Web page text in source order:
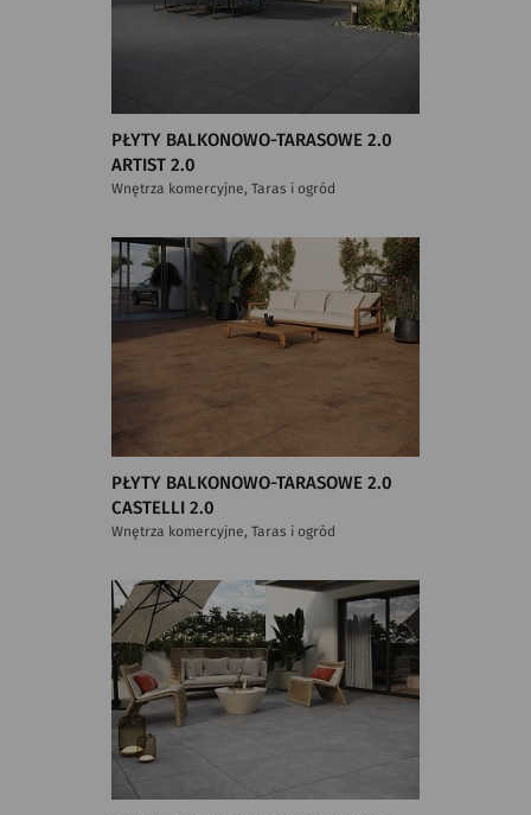
PŁYTY BALKONOWO-TARASOWE 2.0
ARTIST 2.0
Wnętrza komercyjne, Taras i ogród
PŁYTY BALKONOWO-TARASOWE 2.0
CASTELLI 2.0
Wnętrza komercyjne, Taras i ogród